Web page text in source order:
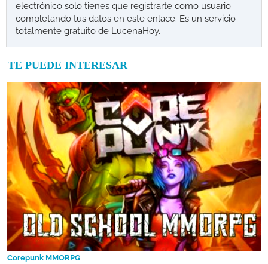
electrónico solo tienes que registrarte como usuario
completando tus datos en este enlace. Es un servicio
totalmente gratuito de LucenaHoy.
TE PUEDE INTERESAR
Corepunk MMORPG